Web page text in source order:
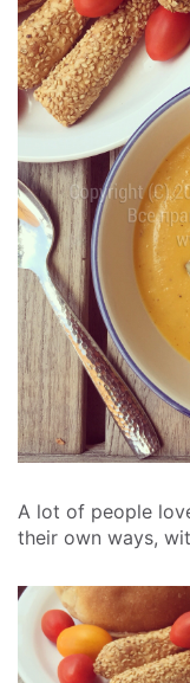
A lot of people
their own ways,